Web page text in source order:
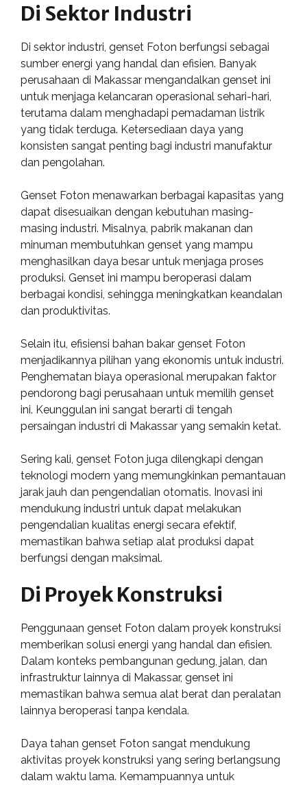
Di Sektor Industri
Di sektor industri, genset Foton berfungsi sebagai
sumber energi yang handal dan efisien. Banyak
perusahaan di Makassar mengandalkan genset ini
untuk menjaga kelancaran operasional sehari-hari,
terutama dalam menghadapi pemadaman listrik
yang tidak terduga. Ketersediaan daya yang
konsisten sangat penting bagi industri manufaktur
dan pengolahan.
Genset Foton menawarkan berbagai kapasitas yang
dapat disesuaikan dengan kebutuhan masing-
masing industri. Misalnya, pabrik makanan dan
minuman membutuhkan genset yang mampu
menghasilkan daya besar untuk menjaga proses
produksi. Genset ini mampu beroperasi dalam
berbagai kondisi, sehingga meningkatkan keandalan
dan produktivitas.
Selain itu, efisiensi bahan bakar genset Foton
menjadikannya pilihan yang ekonomis untuk industri.
Penghematan biaya operasional merupakan faktor
pendorong bagi perusahaan untuk memilih genset
ini. Keunggulan ini sangat berarti di tengah
persaingan industri di Makassar yang semakin ketat.
Sering kali, genset Foton juga dilengkapi dengan
teknologi modern yang memungkinkan pemantauan
jarak jauh dan pengendalian otomatis. Inovasi ini
mendukung industri untuk dapat melakukan
pengendalian kualitas energi secara efektif,
memastikan bahwa setiap alat produksi dapat
berfungsi dengan maksimal.
Di Proyek Konstruksi
Penggunaan genset Foton dalam proyek konstruksi
memberikan solusi energi yang handal dan efisien.
Dalam konteks pembangunan gedung, jalan, dan
infrastruktur lainnya di Makassar, genset ini
memastikan bahwa semua alat berat dan peralatan
lainnya beroperasi tanpa kendala.
Daya tahan genset Foton sangat mendukung
aktivitas proyek konstruksi yang sering berlangsung
dalam waktu lama. Kemampuannya untuk